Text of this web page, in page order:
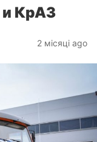
и КрАЗ
2 місяці ago